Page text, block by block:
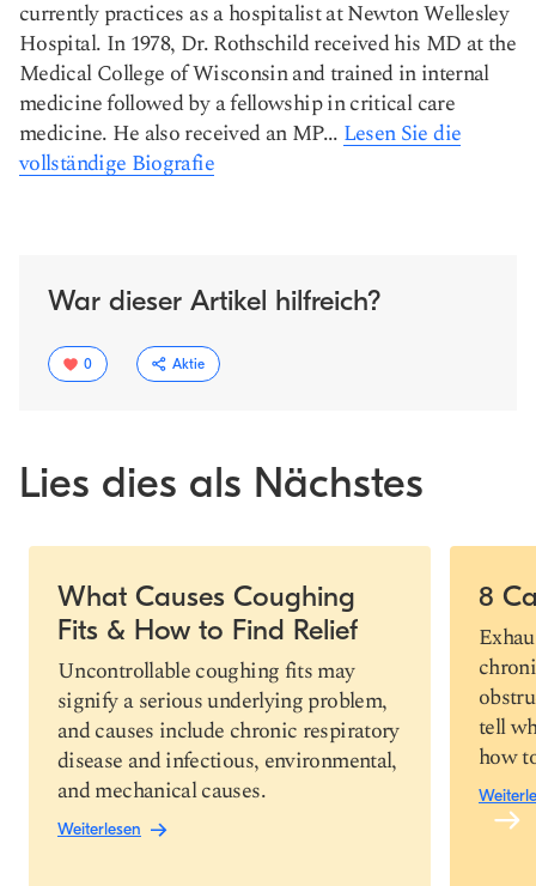
currently practices as a hospitalist at Newton Wellesley
Hospital. In 1978, Dr. Rothschild received his MD at the
Medical College of Wisconsin and trained in internal
medicine followed by a fellowship in critical care
medicine. He also received an MP... Lesen Sie die
vollständige Biografie
War dieser Artikel hilfreich?
0 Aktie
Link
Lies dies als Nächstes
Slide 1 of 7
What Causes Coughing
Fits & How to Find Relief
Uncontrollable coughing fits may
signify a serious underlying problem,
and causes include chronic respiratory
disease and infectious, environmental,
and mechanical causes.
Weiterlesen
8
tell
how